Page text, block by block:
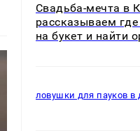
Свадьба-мечта в
рассказываем
на букет и найти
ловушки для пауков в